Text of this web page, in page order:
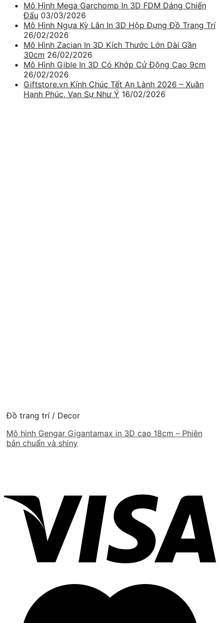
Mô Hình Mega Garchomp In 3D FDM Dáng Chiến
Đấu 03/03/2026
Mô Hình Ngựa Kỳ Lân In 3D Hộp Đựng Đồ Trang Trí
26/02/2026
Mô Hình Zacian In 3D Kích Thước Lớn Dài Gần
30cm 26/02/2026
Mô Hình Gible In 3D Có Khớp Cử Động Cao 9cm
26/02/2026
Giftstore.vn Kính Chúc Tết An Lành 2026 – Xuân
Hạnh Phúc, Vạn Sự Như Ý 16/02/2026
Đồ trang trí / Decor
Mô hình Gengar Gigantamax in 3D cao 18cm – Phiên
bản chuẩn và shiny